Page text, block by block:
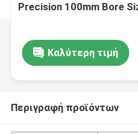
Precision 100mm Bore
Καλύτερη τιμή
Περιγραφή προϊόντων